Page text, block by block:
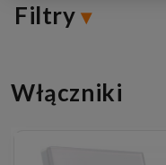
Filtry
Włączniki